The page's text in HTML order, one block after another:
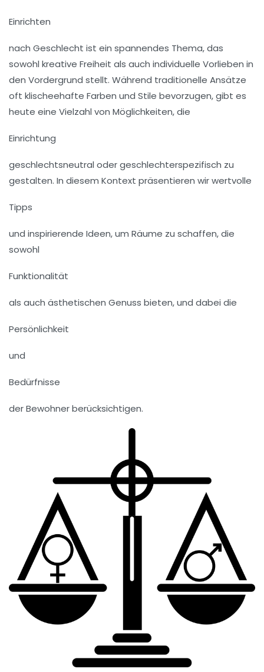
Einrichten
nach Geschlecht ist ein spannendes Thema, das
sowohl kreative Freiheit als auch individuelle Vorlieben in
den Vordergrund stellt. Während traditionelle Ansätze
oft klischeehafte Farben und Stile bevorzugen, gibt es
heute eine Vielzahl von Möglichkeiten, die
Einrichtung
geschlechtsneutral oder geschlechterspezifisch zu
gestalten. In diesem Kontext präsentieren wir wertvolle
Tipps
und inspirierende Ideen, um Räume zu schaffen, die
sowohl
Funktionalität
als auch ästhetischen Genuss bieten, und dabei die
Persönlichkeit
und
Bedürfnisse
der Bewohner berücksichtigen.